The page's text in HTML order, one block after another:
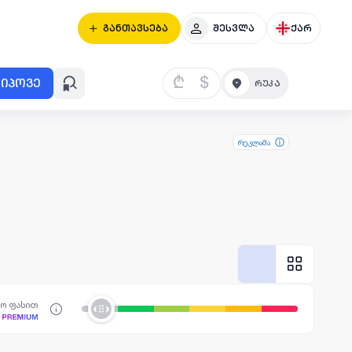
განთავსება შესვლა ქარ
იპოვე ₾ $
რეკლამა
ფასით